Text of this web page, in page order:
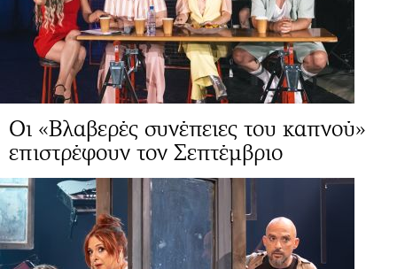
Οι «Βλαβερές συνέπειες του καπνού»
επιστρέφουν τον Σεπτέμβριο